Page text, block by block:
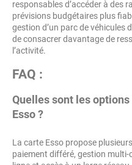
responsables d’accéder à des
prévisions budgétaires plus
gestion d’un parc de véhicules
de consacrer davantage de
l’activité.
FAQ :
Quelles sont les
Esso ?
La carte Esso propose
paiement différé, gestion multi-